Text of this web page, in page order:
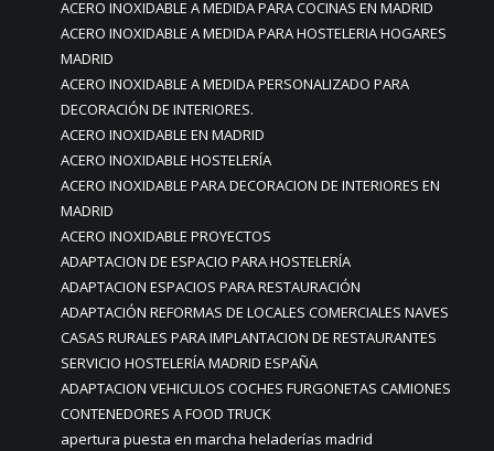
ACERO INOXIDABLE A MEDIDA PARA COCINAS EN MADRID
ACERO INOXIDABLE A MEDIDA PARA HOSTELERIA HOGARES
MADRID
ACERO INOXIDABLE A MEDIDA PERSONALIZADO PARA
DECORACIÓN DE INTERIORES.
ACERO INOXIDABLE EN MADRID
ACERO INOXIDABLE HOSTELERÍA
ACERO INOXIDABLE PARA DECORACION DE INTERIORES EN
MADRID
ACERO INOXIDABLE PROYECTOS
ADAPTACION DE ESPACIO PARA HOSTELERÍA
ADAPTACION ESPACIOS PARA RESTAURACIÓN
ADAPTACIÓN REFORMAS DE LOCALES COMERCIALES NAVES
CASAS RURALES PARA IMPLANTACION DE RESTAURANTES
SERVICIO HOSTELERÍA MADRID ESPAÑA
ADAPTACION VEHICULOS COCHES FURGONETAS CAMIONES
CONTENEDORES A FOOD TRUCK
apertura puesta en marcha heladerías madrid